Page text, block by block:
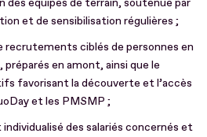
et de sensibilisation régulières ;
recrutements ciblés de personnes en
en amont, ainsi que le
favorisant la découverte et l’accès
et les PMSMP ;
des salariés concernés et